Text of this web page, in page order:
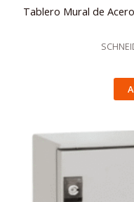
Tablero Mural de